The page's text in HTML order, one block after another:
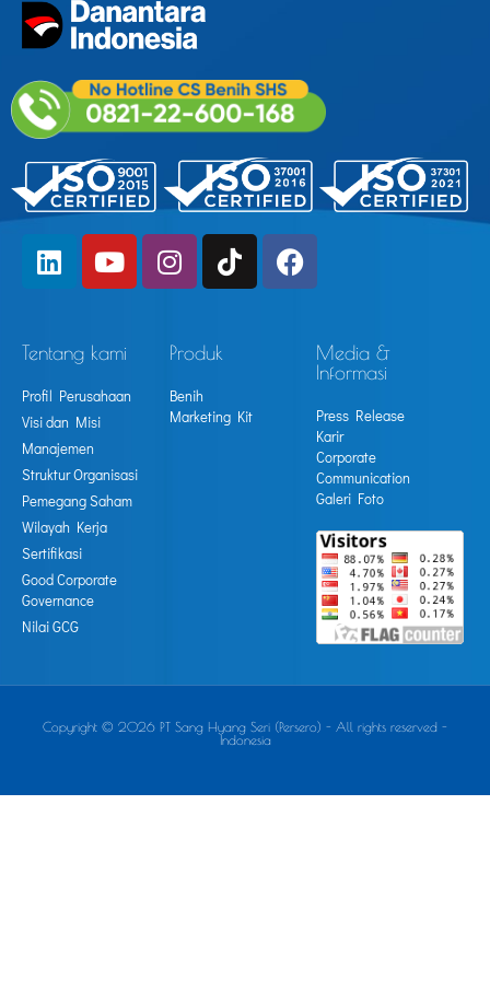
Tentang kami
Profil Perusahaan
Visi dan Misi
Manajemen
Struktur Organisasi
Pemegang Saham
Wilayah Kerja
Sertifikasi
Good Corporate
Governance
Nilai GCG
Produk
Benih
Marketing Kit
Media &
Informasi
Press Release
Karir
Corporate
Communication
Galeri Foto
Copyright © 2026 PT Sang Hyang Seri (Persero) - All rights reserved -
Indonesia